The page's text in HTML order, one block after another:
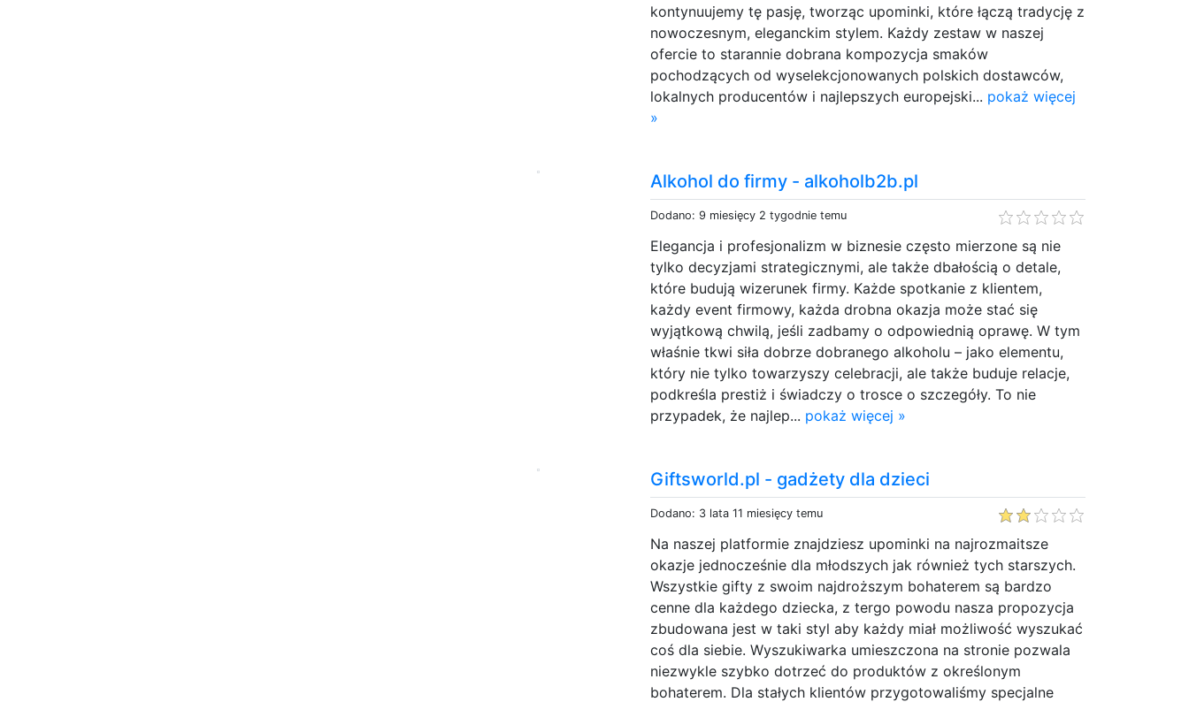
kontynuujemy tę pasję, tworząc upominki, które łączą tradycję z
nowoczesnym, eleganckim stylem. Każdy zestaw w naszej
ofercie to starannie dobrana kompozycja smaków
pochodzących od wyselekcjonowanych polskich dostawców,
lokalnych producentów i najlepszych europejski... pokaż więcej
»
Alkohol do firmy - alkoholb2b.pl
Dodano: 9 miesięcy 2 tygodnie temu
Elegancja i profesjonalizm w biznesie często mierzone są nie
tylko decyzjami strategicznymi, ale także dbałością o detale,
które budują wizerunek firmy. Każde spotkanie z klientem,
każdy event firmowy, każda drobna okazja może stać się
wyjątkową chwilą, jeśli zadbamy o odpowiednią oprawę. W tym
właśnie tkwi siła dobrze dobranego alkoholu – jako elementu,
który nie tylko towarzyszy celebracji, ale także buduje relacje,
podkreśla prestiż i świadczy o trosce o szczegóły. To nie
przypadek, że najlep... pokaż więcej »
Giftsworld.pl - gadżety dla dzieci
Dodano: 3 lata 11 miesięcy temu
Na naszej platformie znajdziesz upominki na najrozmaitsze
okazje jednocześnie dla młodszych jak również tych starszych.
Wszystkie gifty z swoim najdroższym bohaterem są bardzo
cenne dla każdego dziecka, z tergo powodu nasza propozycja
zbudowana jest w taki styl aby każdy miał możliwość wyszukać
coś dla siebie. Wyszukiwarka umieszczona na stronie pozwala
niezwykle szybko dotrzeć do produktów z określonym
bohaterem. Dla stałych klientów przygotowaliśmy specjalne